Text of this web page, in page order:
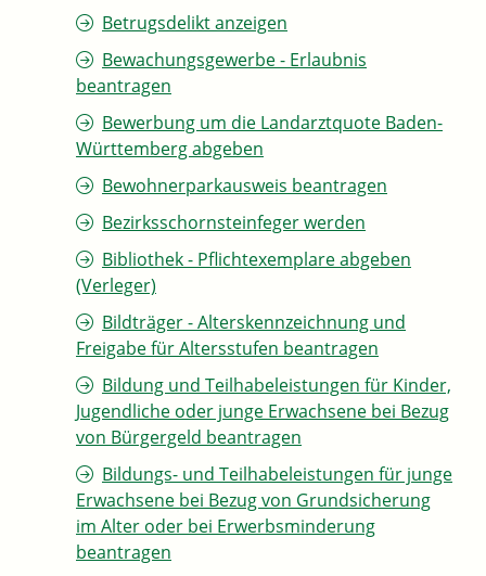
Betrugsdelikt anzeigen
Bewachungsgewerbe - Erlaubnis
beantragen
Bewerbung um die Landarztquote Baden-
Württemberg abgeben
Bewohnerparkausweis beantragen
Bezirksschornsteinfeger werden
Bibliothek - Pflichtexemplare abgeben
(Verleger)
Bildträger - Alterskennzeichnung und
Freigabe für Altersstufen beantragen
Bildung und Teilhabeleistungen für Kinder,
Jugendliche oder junge Erwachsene bei Bezug
von Bürgergeld beantragen
Bildungs- und Teilhabeleistungen für junge
Erwachsene bei Bezug von Grundsicherung
im Alter oder bei Erwerbsminderung
beantragen